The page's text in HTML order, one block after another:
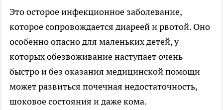
Это осторое инфекционное заболевание,
которое сопровождается диареей и рвотой. Оно
особенно опасно для маленьких детей, у
которых обезвоживание наступает очень
быстро и без оказания медицинской помощи
может развиться почечная недостаточность,
шоковое состояния и даже кома.